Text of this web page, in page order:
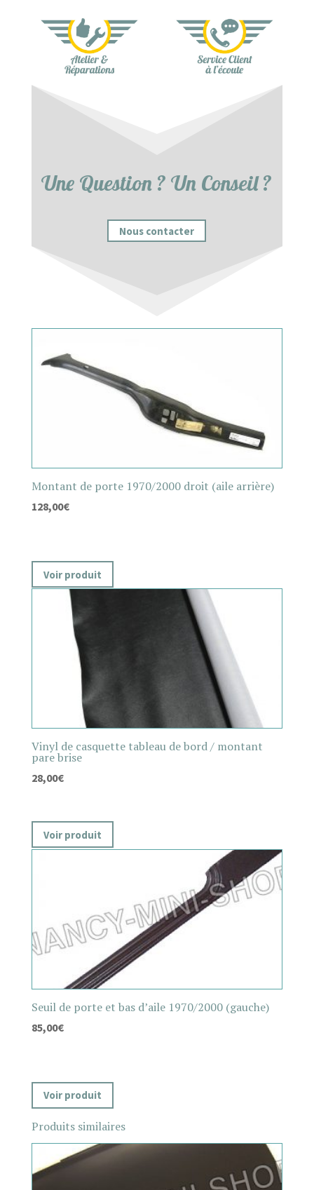
Une Question ? Un Conseil ?
Nous contacter
Montant de porte 1970/2000 droit (aile arrière)
128,00€
Voir produit
Vinyl de casquette tableau de bord / montant
pare brise
28,00€
Voir produit
Seuil de porte et bas d’aile 1970/2000 (gauche)
85,00€
Voir produit
Produits similaires